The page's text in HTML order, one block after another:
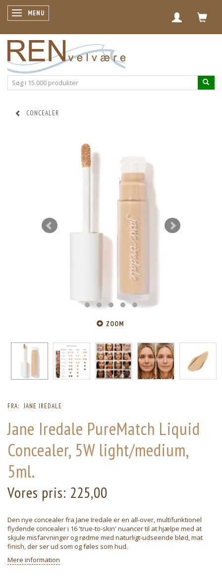
SKIFTE NAVIGATION
MENU
CONCEALER
ZOOM
FRA: JANE IREDALE
Jane Iredale PureMatch Liquid
Concealer, 5W light/medium,
5ml.
Vores pris: 225,00
Den nye concealer fra Jane Iredale er en all-over, multifunktionel
flydende concealer i 16 'true-to-skin' nuancer til at hjælpe med at
skjule misfarvninger og rødme med naturligt-udseende blød, mat
finish, der ser ud som og føles som hud.
Mere information